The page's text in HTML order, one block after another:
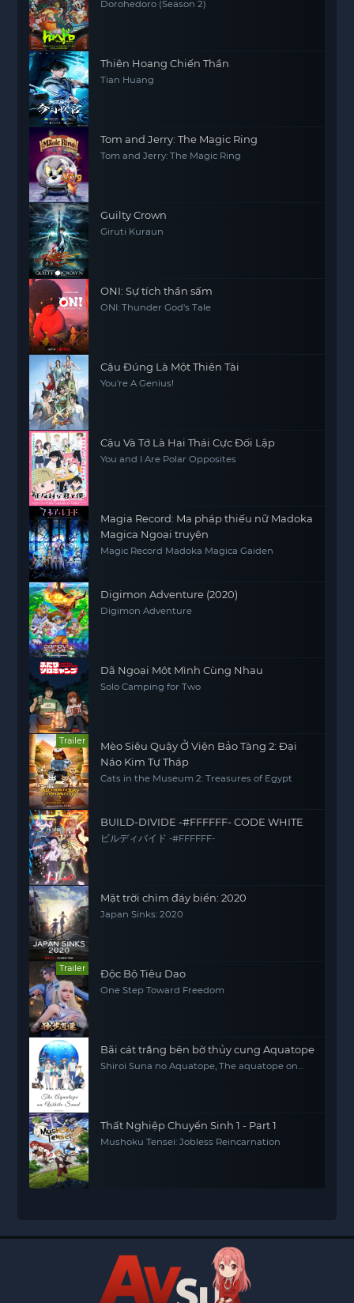
Dorohedoro (Season 2)
Thiên Hoang Chiến Thần
Tian Huang
Tom and Jerry: The Magic Ring
Tom and Jerry: The Magic Ring
Guilty Crown
Giruti Kuraun
ONI: Sự tích thần sấm
ONI: Thunder God's Tale
Cậu Đúng Là Một Thiên Tài
You're A Genius!
Cậu Và Tớ Là Hai Thái Cực Đối Lập
You and I Are Polar Opposites
Magia Record: Ma pháp thiếu nữ Madoka
Magica Ngoại truyện
Magic Record Madoka Magica Gaiden
Digimon Adventure (2020)
Digimon Adventure
Dã Ngoại Một Mình Cùng Nhau
Solo Camping for Two
Trailer
Mèo Siêu Quậy Ở Viện Bảo Tàng 2: Đại
Náo Kim Tự Tháp
Cats in the Museum 2: Treasures of Egypt
BUILD-DIVIDE -#FFFFFF- CODE WHITE
ビルディバイド -#FFFFFF-
Mặt trời chìm đáy biển: 2020
Japan Sinks: 2020
Trailer Độc Bộ Tiêu Dao
One Step Toward Freedom
Bãi cát trắng bên bờ thủy cung Aquatope
Shiroi Suna no Aquatope, The aquatope on
Thất Nghiệp Chuyển Sinh 1 - Part 1
Mushoku Tensei: Jobless Reincarnation